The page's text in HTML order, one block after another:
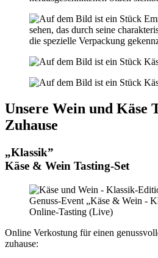
Unsere Wein und Käse
Zuhause
„Klassik”
Käse & Wein Tasting-Set
Genuss-Event „Käse & Wein -
Online-Tasting (Live)
Online Verkostung für einen
zuhause: